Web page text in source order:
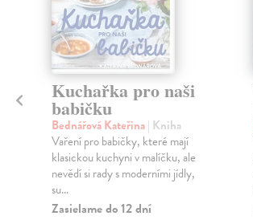
Kuchařka pro naši
babičku
Bednářová Kateřina| Kniha
Vaření pro babičky, které mají
klasickou kuchyni v malíčku, ale
nevědí si rady s moderními jídly,
su...
Zasielame do 12 dní